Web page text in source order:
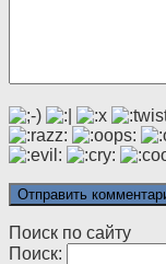
Поиск по сайту
Поиск: